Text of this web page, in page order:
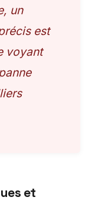
un
est
voyant
et